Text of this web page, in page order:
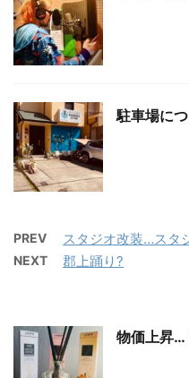
駐車場に
PREV スタジオ改装…スタ
NEXT 郡上踊り?
物価上昇…